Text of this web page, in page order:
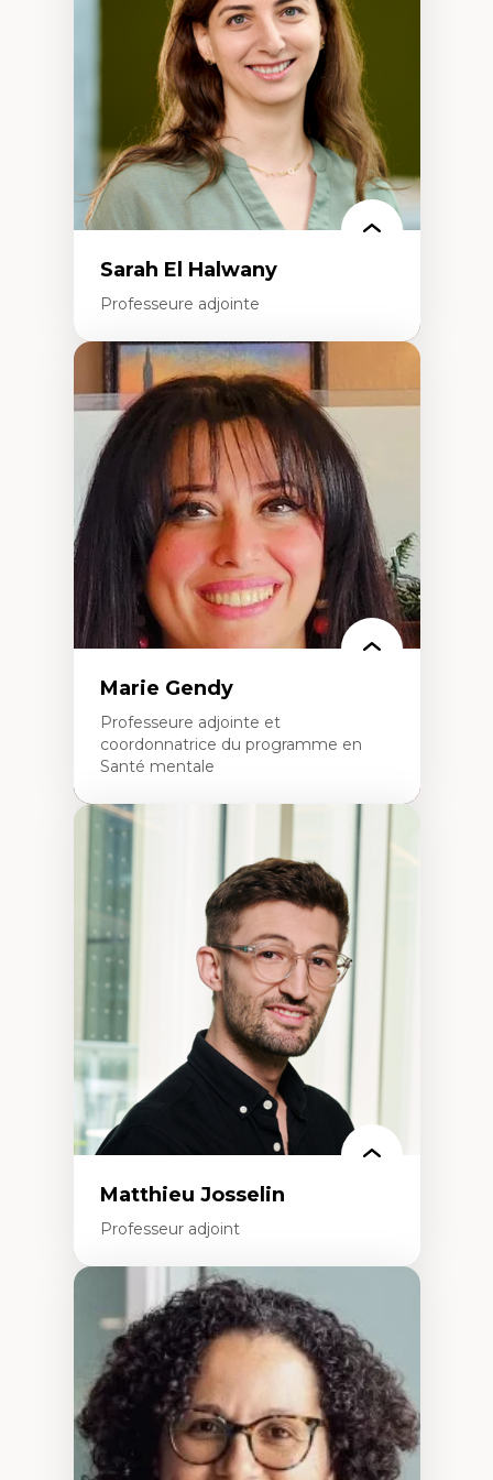
Extractivisme
Classes sociales
Mouvements sociaux
Théories de l’État
Sarah El Halwany
Professeure adjointe
Expertises
Les apports pédagogiques des théories de
l'affect, du posthumanisme, du féminisme
dans l'éducation aux sciences
L'apprentissage des sciences/STIM dans une
perspective socioécologique de care
L’insertion professionnelle des
enseignant.e.s
Marie Gendy
Professeure adjointe et
coordonnatrice du programme en
Santé mentale
Expertises
Neuropsychiatrie et neurosciences
Direction d'essais cliniques
Analyse des politiques et pratiques en santé
mentale
Développement de protocoles d'essais
cliniques
Collaboration interfonctionnelle
Leadership en recherche clinique
Développement de cadres politiques
Collaboration avec des entreprises
pharmaceutiques
Rédaction de publications et de rapports
politiques
Enseignement et mentorat
Matthieu Josselin
Professeur adjoint
Expertises
Ethnographie critique des environnements
d’apprentissage des étudiant.e.s
Approche transdisciplinaire des
compétences socioaffectives et
interculturelles
Didactique des langues secondes et
compétence pragmatique
Andragogie
Méthodologies de recherche qualitative